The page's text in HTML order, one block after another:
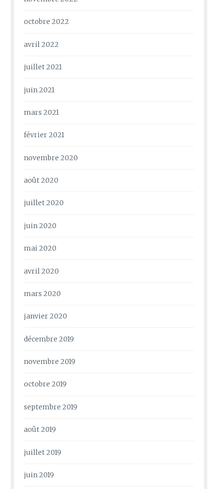
octobre 2022
avril 2022
juillet 2021
juin 2021
mars 2021
février 2021
novembre 2020
août 2020
juillet 2020
juin 2020
mai 2020
avril 2020
mars 2020
janvier 2020
décembre 2019
novembre 2019
octobre 2019
septembre 2019
août 2019
juillet 2019
juin 2019